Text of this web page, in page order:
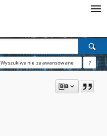
Wyszukiwanie zaawansowane ?